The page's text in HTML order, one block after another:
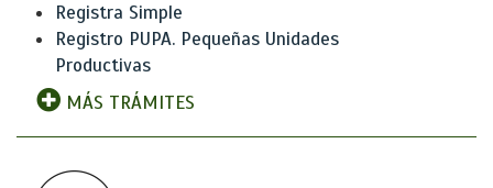
Registra Simple
Registro PUPA. Pequeñas Unidades
Productivas
MÁS TRÁMITES